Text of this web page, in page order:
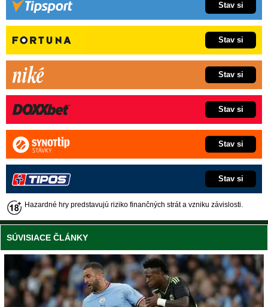
Stav si
Stav si
Stav si
Stav si
Stav si
Stav si
Hazardné hry predstavujú riziko finančných strát a vzniku závislosti.
SÚVISIACE ČLÁNKY